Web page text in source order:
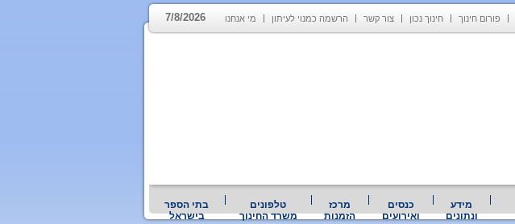
פורום חינוך חינוך נכון צור קשר הרשמה כמנוי לעיתון מי אנחנו 7/8/2026
מידע
ונתונים
כנסים
ואירועים
מרכז
הזמנות
טלפונים
משרד החינוך
בתי הספר
בישראל